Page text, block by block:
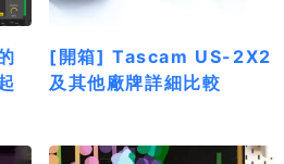
[開箱] Tascam US-2X2
及其他廠牌詳細比較